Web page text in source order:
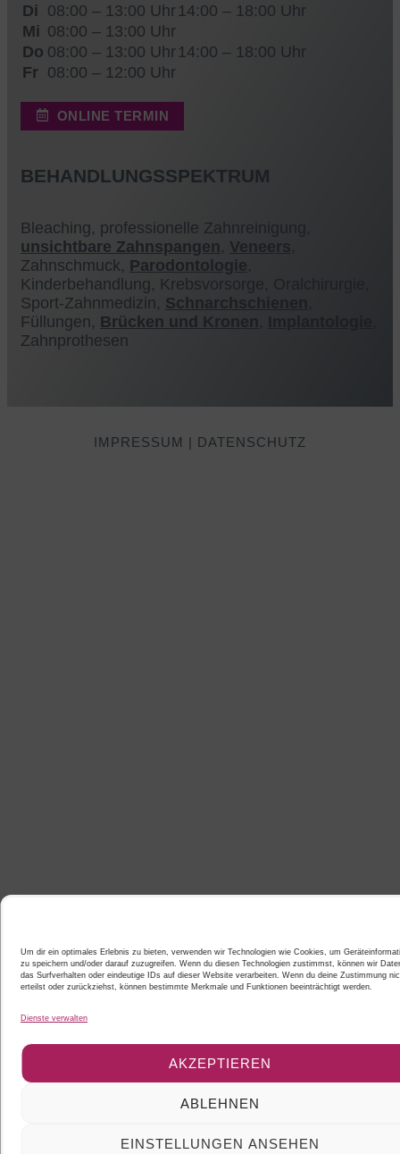
Um dir ein optimales Erlebnis zu bieten, verwenden wir Technologien wie Cookies, um
zu speichern und/oder darauf zuzugreifen. Wenn du diesen Technologien zustimmst, können wir
das Surfverhalten oder eindeutige IDs auf dieser Website verarbeiten. Wenn du deine Zustimmung
erteilst oder zurückziehst, können bestimmte Merkmale und Funktionen beeinträchtigt werden.
Dienste verwalten
AKZEPTIEREN
ABLEHNEN
EINSTELLUNGEN ANSEHEN
Di 08:00 – 13:00 Uhr 14:00 – 18:00 Uhr
Mi 08:00 – 13:00 Uhr
Do 08:00 – 13:00 Uhr 14:00 – 18:00 Uhr
Fr 08:00 – 12:00 Uhr
ONLINE TERMIN
BEHANDLUNGSSPEKTRUM
Bleaching, professionelle Zahnreinigung,
unsichtbare Zahnspangen, Veneers
Zahnschmuck, Parodontologie,
Kinderbehandlung, Krebsvorsorge, Oralchirurgie,
Sport-Zahnmedizin, Schnarchschienen
Füllungen, Brücken und Kronen
Zahnprothesen
IMPRESSUM | DATENSCHUTZ